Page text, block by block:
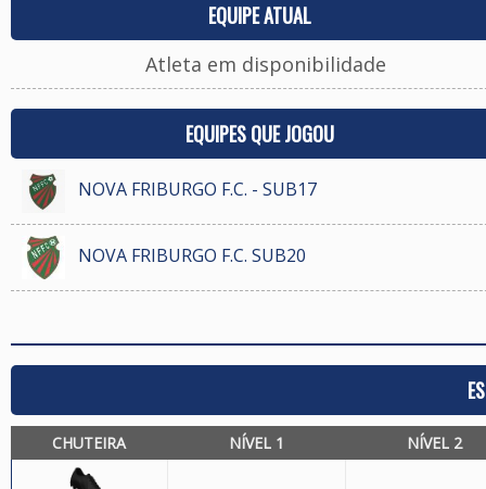
EQUIPE ATUAL
Atleta em disponibilidade
EQUIPES QUE JOGOU
NOVA FRIBURGO F.C. - SUB17
NOVA FRIBURGO F.C. SUB20
CHUTEIRA NÍVEL 1 NÍVEL 2